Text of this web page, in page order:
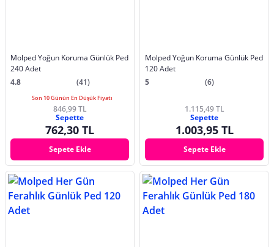
Molped Yoğun Koruma Günlük Ped
240 Adet
4.8
(41)
Son 10 Günün En Düşük Fiyatı
846,99 TL
Sepette
762,30 TL
Sepete Ekle
Molped Yoğun Koruma Günlük Ped
120 Adet
5
(6)
1.115,49 TL
Sepette
1.003,95 TL
Sepete Ekle